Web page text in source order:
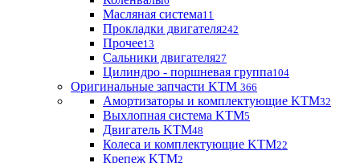
Масляная система11
Прокладки двигателя242
Прочее13
Сальники двигателя27
Цилиндро - поршневая группа104
Оригинальные запчасти KTM 366
Амортизаторы и комплектующие KTM32
Выхлопная система KTM5
Двигатель KTM48
Колеса и комплектующие KTM22
Крепеж KTM2